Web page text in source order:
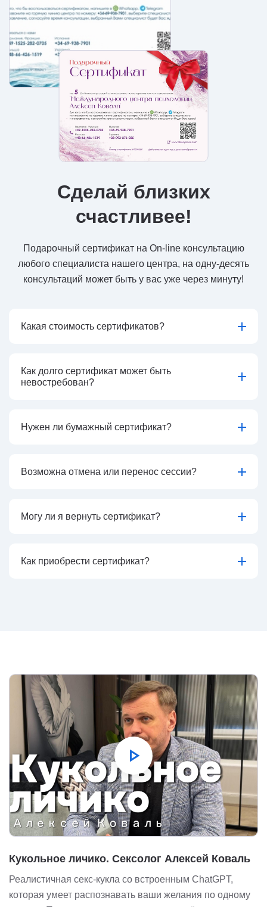
Сделай близких
счастливее!
Подарочный сертификат на On-line консультацию
любого специалиста нашего центра, на одну-десять
консультаций может быть у вас уже через минуту!
Какая стоимость сертификатов?
Как долго сертификат может быть
невостребован?
Нужен ли бумажный сертификат?
Возможна отмена или перенос сессии?
Могу ли я вернуть сертификат?
Как приобрести сертификат?
play_arrow
Кукольное личико. Сексолог Алексей Коваль
Реалистичная секс-кукла со встроенным ChatGPT,
которая умеет распознавать ваши желания по одному